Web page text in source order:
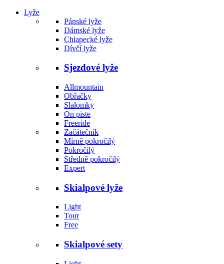
Lyže
Pánské lyže
Dámské lyže
Chlapecké lyže
Dívčí lyže
Sjezdové lyže
Allmountain
Obřačky
Slalomky
On piste
Freeride
Začátečník
Mírně pokročilý
Pokročilý
Středně pokročilý
Expert
Skialpové lyže
Light
Tour
Free
Skialpové sety